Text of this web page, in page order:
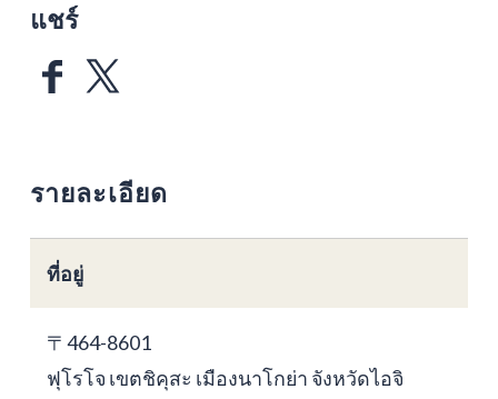
แชร์
รายละเอียด
ที่อยู่
〒464-8601
ฟุโรโจ เขตชิคุสะ เมืองนาโกย่า จังหวัดไอจิ